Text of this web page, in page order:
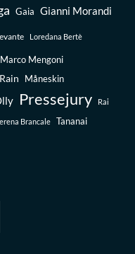
Gaia Gianni Morandi
Loredana Bertè
Marco Mengoni
Måneskin
Pressejury Rai
Brancale Tananai